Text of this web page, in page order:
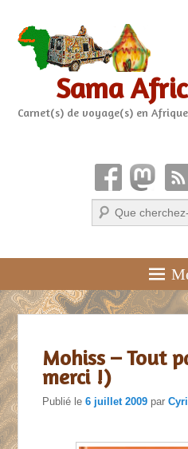
Sama
Carnet(s) de voyage(s) en
Recherche
Mohiss – Tout
merci !)
Publié le6 juillet 2009 par